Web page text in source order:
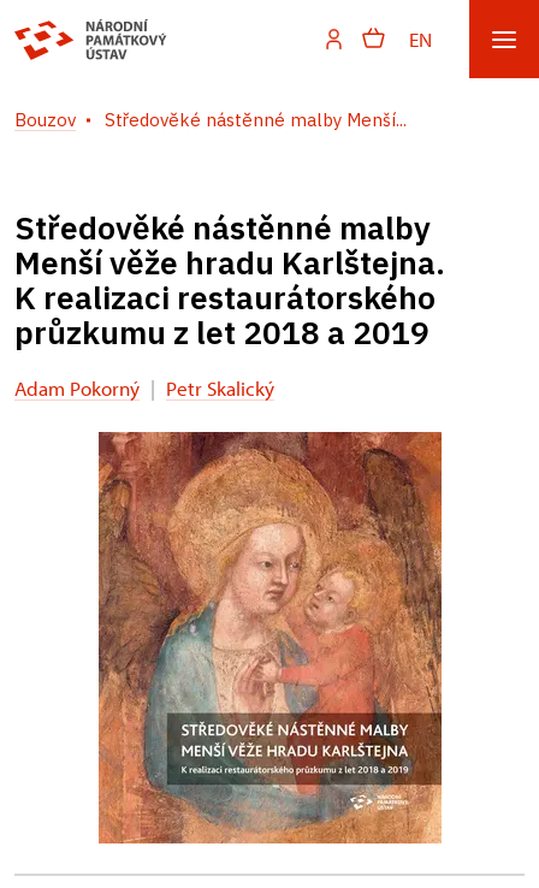
EN
Bouzov Středověké nástěnné malby Menší...
Středověké nástěnné malby
Menší věže hradu Karlštejna.
K realizaci restaurátorského
průzkumu z let 2018 a 2019
Adam Pokorný | Petr Skalický